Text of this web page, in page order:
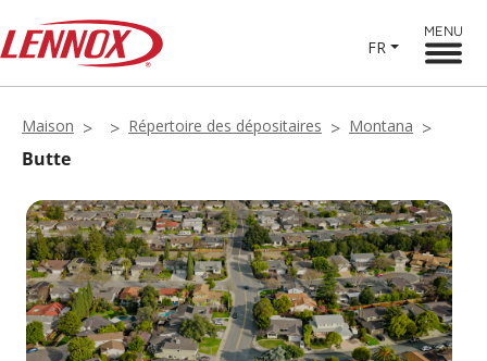
FR
MENU
Maison Répertoire des dépositaires Montana
Butte